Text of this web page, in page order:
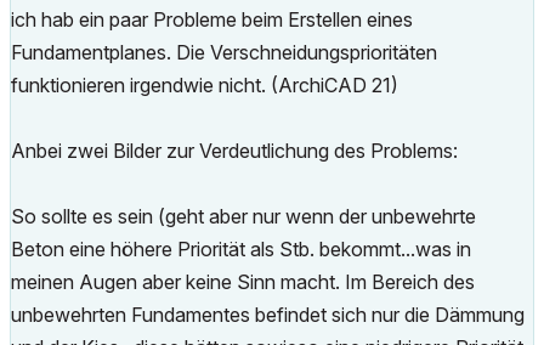
ich hab ein paar Probleme beim Erstellen eines
Fundamentplanes. Die Verschneidungsprioritäten
funktionieren irgendwie nicht. (ArchiCAD 21)
Anbei zwei Bilder zur Verdeutlichung des Problems:
So sollte es sein (geht aber nur wenn der unbewehrte
Beton eine höhere Priorität als Stb. bekommt...was in
meinen Augen aber keine Sinn macht. Im Bereich des
unbewehrten Fundamentes befindet sich nur die Dämmung